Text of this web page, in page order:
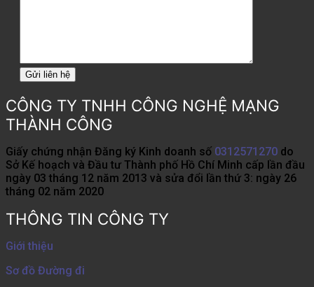
CÔNG TY TNHH CÔNG NGHỆ MẠNG
THÀNH CÔNG
Giấy chứng nhận Đăng ký Kinh doanh số 0312571270 do
Sở Kế hoạch và Đầu tư Thành phố Hồ Chí Minh cấp lần đầu
ngày 03 tháng 12 năm 2013 và sửa đổi lần thứ 3: ngày 26
tháng 02 năm 2020
THÔNG TIN CÔNG TY
Giới thiệu
Sơ đồ Đường đi